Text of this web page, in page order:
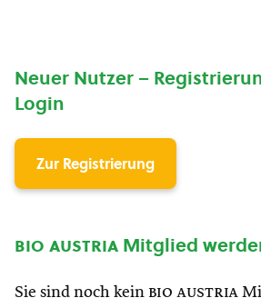
Neuer Nutzer –
Login
Zur Registrierung
bio austria Mitglied
Sie sind noch kein bio austria